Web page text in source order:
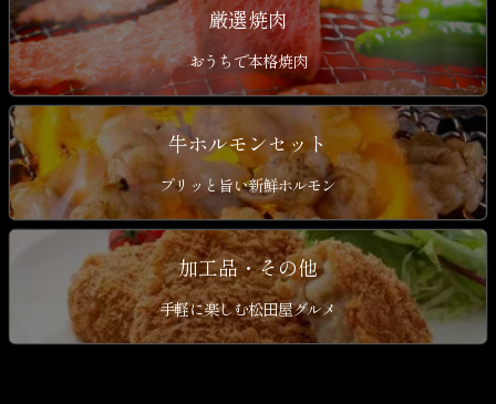
厳選焼肉
おうちで本格焼肉
牛ホルモンセット
プリッと旨い新鮮ホルモン
加工品・その他
手軽に楽しむ松田屋グルメ